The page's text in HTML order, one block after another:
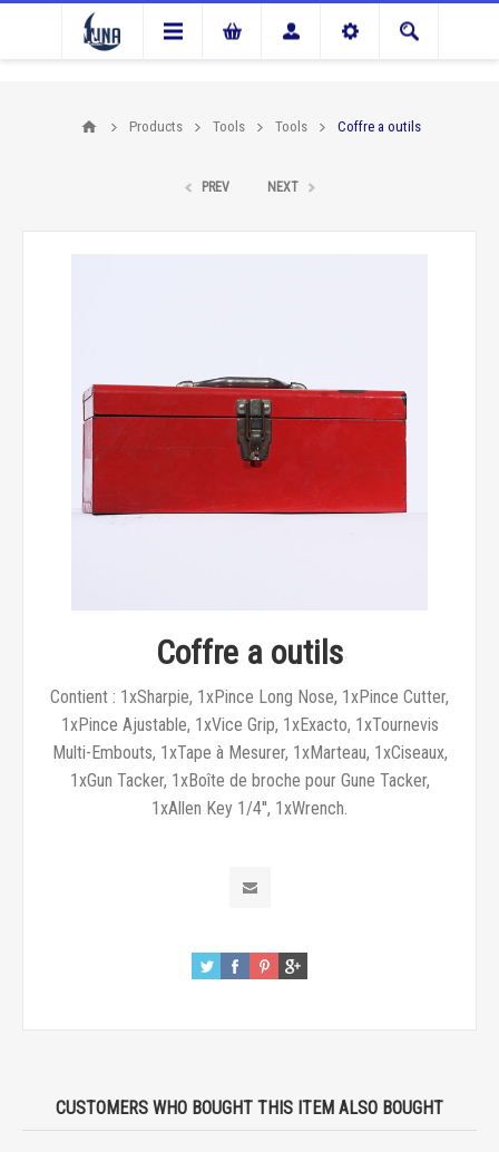
Products Tools Tools Coffre a outils
PREV NEXT
Coffre a outils
Contient : 1xSharpie, 1xPince Long Nose, 1xPince Cutter,
1xPince Ajustable, 1xVice Grip, 1xExacto, 1xTournevis
Multi-Embouts, 1xTape à Mesurer, 1xMarteau, 1xCiseaux,
1xGun Tacker, 1xBoîte de broche pour Gune Tacker,
1xAllen Key 1/4'', 1xWrench.
CUSTOMERS WHO BOUGHT THIS ITEM ALSO BOUGHT